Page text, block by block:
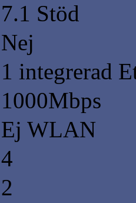
7.1 Stöd
Nej
1 integrerad
1000Mbps
Ej WLAN
4
2